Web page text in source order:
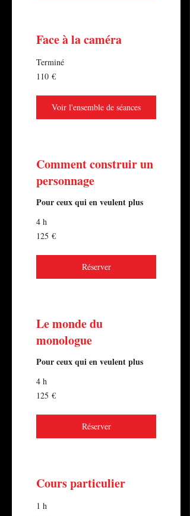
Face à la caméra
Terminé
110
euros
110 €
Voir l'ensemble de séances
Comment construir un
personnage
Pour ceux qui en veulent plus
4 h
125
euros
125 €
Réserver
Le monde du
monologue
Pour ceux qui en veulent plus
4 h
125
euros
125 €
Réserver
Cours particulier
1 h